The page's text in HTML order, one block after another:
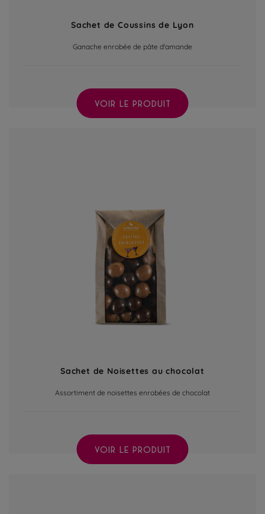
Sachet de Coussins de Lyon
Ganache enrobée de pâte d'amande
VOIR LE PRODUIT
Sachet de Noisettes au chocolat
Assortiment de noisettes enrobées de chocolat
VOIR LE PRODUIT